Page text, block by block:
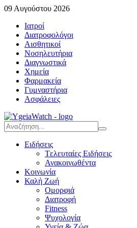
09 Αυγούστου 2026
Ιατροί
Διατροφολόγοι
Αισθητικοί
Νοσηλευτήρια
Διαγνωστικά
Χημεία
Φαρμακεία
Γυμναστήρια
Ασφάλειες
Ειδήσεις
Tελευταίες Eιδήσεις
Ανακοινωθέντα
Κοινωνία
Καλή Ζωή
Ομορφιά
Διατροφή
Fitness
Ψυχολογία